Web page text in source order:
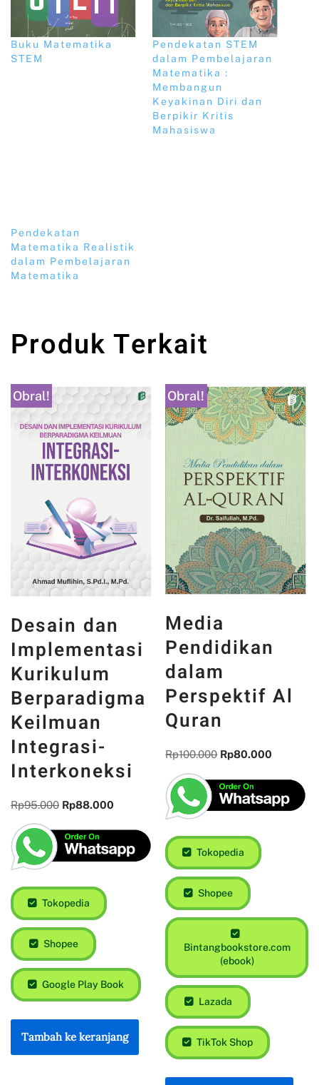
Buku Matematika
STEM
Pendekatan STEM
dalam Pembelajaran
Matematika :
Membangun
Keyakinan Diri dan
Berpikir Kritis
Mahasiswa
Pendekatan
Matematika Realistik
dalam Pembelajaran
Matematika
Produk Terkait
Obral!
Desain dan
Implementasi
Kurikulum
Berparadigma
Keilmuan
Integrasi-
Interkoneksi
Rp95.000 Rp88.000
Tokopedia
Shopee
Google Play Book
Tambah ke keranjang
Obral!
Media
Pendidikan
dalam
Perspektif Al
Quran
Rp100.000 Rp80.000
Tokopedia
Shopee
Bintangbookstore.com
(ebook)
Lazada
TikTok Shop